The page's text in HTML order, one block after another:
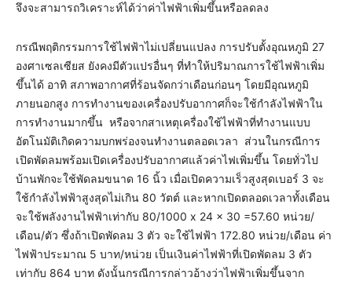
จึงจะสามารถวิเคราะห์ได้ว่าค่าไฟฟ้าเพิ่มขึ้นหรือลดลง
กรณีพฤติกรรมการใช้ไฟฟ้าไม่เปลี่ยนแปลง การปรับตั้งอุณหภูมิ 27
องศาเซลเซียส ยังคงมีตัวแปรอื่นๆ ที่ทำให้ปริมาณการใช้ไฟฟ้าเพิ่ม
ขึ้นได้ อาทิ สภาพอากาศที่ร้อนจัดกว่าเดือนก่อนๆ โดยมีอุณหภูมิ
ภายนอกสูง การทำงานของเครื่องปรับอากาศก็จะใช้กำลังไฟฟ้าใน
การทำงานมากขึ้น หรือจากสาเหตุเครื่องใช้ไฟฟ้าที่ทำงานแบบ
อัตโนมัติเกิดความบกพร่องจนทำงานตลอดเวลา ส่วนในกรณีการ
เปิดพัดลมพร้อมเปิดเครื่องปรับอากาศแล้วค่าไฟเพิ่มขึ้น โดยทั่วไป
บ้านพักจะใช้พัดลมขนาด 16 นิ้ว เมื่อเปิดความเร็วสูงสุดเบอร์ 3 จะ
ใช้กำลังไฟฟ้าสูงสุดไม่เกิน 80 วัตต์ และหากเปิดตลอดเวลาทั้งเดือน
จะใช้พลังงานไฟฟ้าเท่ากับ 80/1000 x 24 x 30 =57.60 หน่วย/
เดือน/ตัว ซึ่งถ้าเปิดพัดลม 3 ตัว จะใช้ไฟฟ้า 172.80 หน่วย/เดือน ค่า
ไฟฟ้าประมาณ 5 บาท/หน่วย เป็นเงินค่าไฟฟ้าที่เปิดพัดลม 3 ตัว
เท่ากับ 864 บาท ดังนั้นกรณีการกล่าวอ้างว่าไฟฟ้าเพิ่มขึ้นจาก